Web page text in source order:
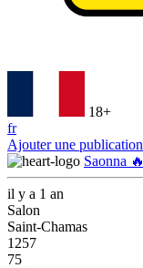
18+
fr
Ajouter une publication
Saonna 🔥
il y a 1 an
Salon
Saint-Chamas
1257
75